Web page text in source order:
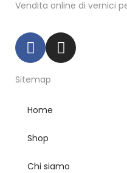
Vendita online di vernici
Sitemap
Home
Shop
Chi siamo